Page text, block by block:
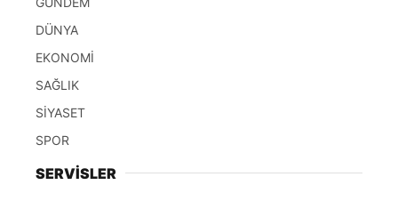
DÜNYA
EKONOMİ
SAĞLIK
SİYASET
SPOR
SERVİSLER